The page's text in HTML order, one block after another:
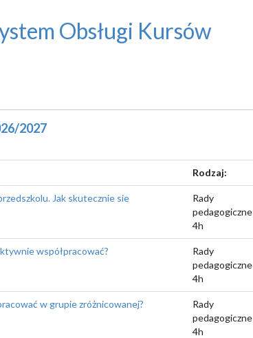
Obsługi Kursów
2027
Rodzaj:
Jak skutecznie sie
Rady
pedagogiczne
4h
współpracować?
Rady
pedagogiczne
4h
w grupie zróżnicowanej?
Rady
pedagogiczne
4h